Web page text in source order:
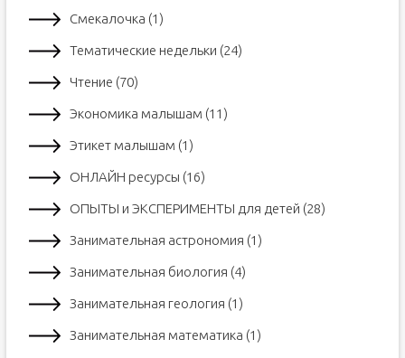
Смекалочка (1)
Тематические недельки (24)
Чтение (70)
Экономика малышам (11)
Этикет малышам (1)
ОНЛАЙН ресурсы (16)
ОПЫТЫ и ЭКСПЕРИМЕНТЫ для детей (28)
Занимательная астрономия (1)
Занимательная биология (4)
Занимательная геология (1)
Занимательная математика (1)